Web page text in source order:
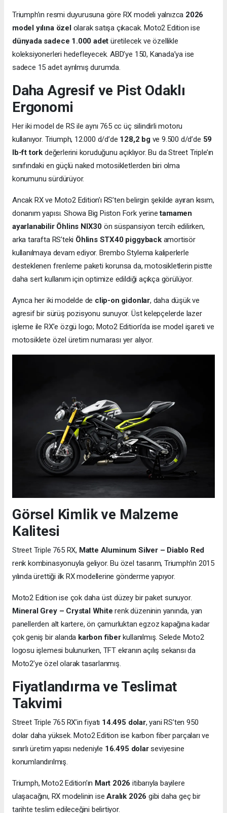
Triumph’ın resmi duyurusuna göre RX modeli yalnızca 2026
model yılına özel olarak satışa çıkacak. Moto2 Edition ise
dünyada sadece 1.000 adet üretilecek ve özellikle
koleksiyonerleri hedefleyecek. ABD’ye 150, Kanada’ya ise
sadece 15 adet ayrılmış durumda.
Daha Agresif ve Pist Odaklı
Ergonomi
Her iki model de RS ile aynı 765 cc üç silindirli motoru
kullanıyor. Triumph, 12.000 d/d’de 128,2 bgve 9.500 d/d’de 59
lb-ft tork değerlerini koruduğunu açıklıyor. Bu da Street Triple’ın
sınıfındaki en güçlü naked motosikletlerden biri olma
konumunu sürdürüyor.
Ancak RX ve Moto2 Edition’ı RS’ten belirgin şekilde ayıran kısım,
donanım yapısı. Showa Big Piston Fork yerinetamamen
ayarlanabilir Öhlins NIX30 ön süspansiyon tercih edilirken,
arka tarafta RS’teki Öhlins STX40 piggybackamortisör
kullanılmaya devam ediyor. Brembo Stylema kaliperlerle
desteklenen frenleme paketi korunsa da, motosikletlerin pistte
daha sert kullanım için optimize edildiği açıkça görülüyor.
Ayrıca her iki modelde de clip-on gidonlar, daha düşük ve
agresif bir sürüş pozisyonu sunuyor. Üst kelepçelerde lazer
işleme ile RX’e özgü logo; Moto2 Edition’da ise model işareti ve
motosiklete özel üretim numarası yer alıyor.
Görsel Kimlik ve Malzeme
Kalitesi
Street Triple 765 RX, Matte Aluminum Silver – Diablo Red
renk kombinasyonuyla geliyor. Bu özel tasarım, Triumph’ın 2015
yılında ürettiği ilk RX modellerine gönderme yapıyor.
Moto2 Edition ise çok daha üst düzey bir paket sunuyor.
Mineral Grey – Crystal White renk düzeninin yanında, yan
panellerden alt kartere, ön çamurluktan egzoz kapağına kadar
çok geniş bir alanda karbon fiberkullanılmış. Selede Moto2
logosu işlemesi bulunurken, TFT ekranın açılış sekansı da
Moto2’ye özel olarak tasarlanmış.
Fiyatlandırma ve Teslimat
Takvimi
Street Triple 765 RX’in fiyatı 14.495 dolar, yani RS’ten 950
dolar daha yüksek. Moto2 Edition ise karbon fiber parçaları ve
sınırlı üretim yapısı nedeniyle 16.495 dolarseviyesine
konumlandırılmış.
Triumph, Moto2 Edition’ın Mart 2026 itibarıyla bayilere
ulaşacağını, RX modelinin iseAralık 2026 gibi daha geç bir
tarihte teslim edileceğini belirtiyor.